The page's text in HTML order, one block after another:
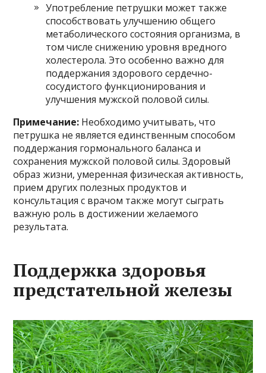
Употребление петрушки может также
способствовать улучшению общего
метаболического состояния организма, в
том числе снижению уровня вредного
холестерола. Это особенно важно для
поддержания здорового сердечно-
сосудистого функционирования и
улучшения мужской половой силы.
Примечание: Необходимо учитывать, что
петрушка не является единственным способом
поддержания гормонального баланса и
сохранения мужской половой силы. Здоровый
образ жизни, умеренная физическая активность,
прием других полезных продуктов и
консультация с врачом также могут сыграть
важную роль в достижении желаемого
результата.
Поддержка здоровья
предстательной железы